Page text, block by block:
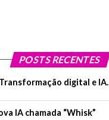
POSTS RECENTES
Transformação digital e IA.
IA chamada “Whisk”